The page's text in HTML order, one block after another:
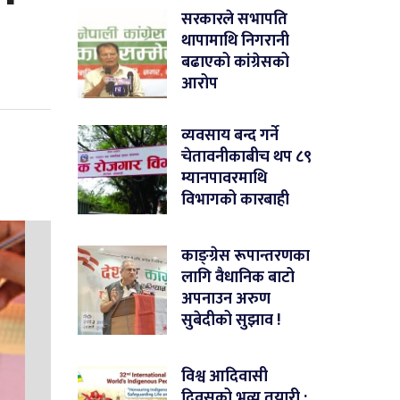
सरकारले सभापति
थापामाथि निगरानी
बढाएको कांग्रेसको
आरोप
व्यवसाय बन्द गर्ने
चेतावनीकाबीच थप ८९
म्यानपावरमाथि
विभागको कारबाही
काङ्ग्रेस रूपान्तरणका
लागि वैधानिक बाटो
अपनाउन अरुण
सुबेदीको सुझाव !
विश्व आदिवासी